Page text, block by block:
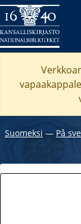
Suomeksi ― På